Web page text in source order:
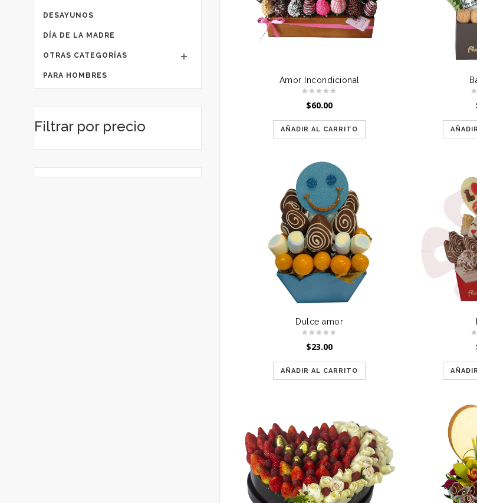
DESAYUNOS
DÍA DE LA MADRE
OTRAS CATEGORÍAS
PARA HOMBRES
Filtrar por precio
Amor Incondicional
$60.00
AÑADIR AL CARRITO
Dulce amor
$23.00
AÑADIR AL CARRITO